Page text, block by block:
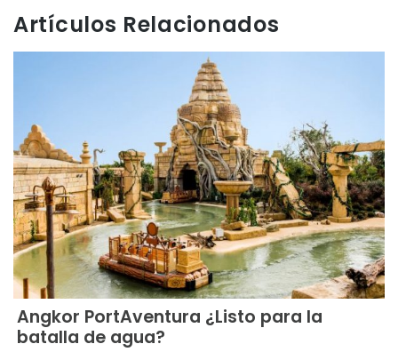
Artículos Relacionados
Angkor PortAventura ¿Listo para la
batalla de agua?